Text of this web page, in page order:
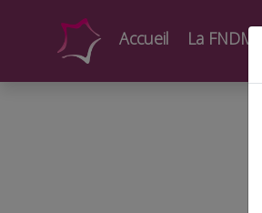
Accueil La FNDMV